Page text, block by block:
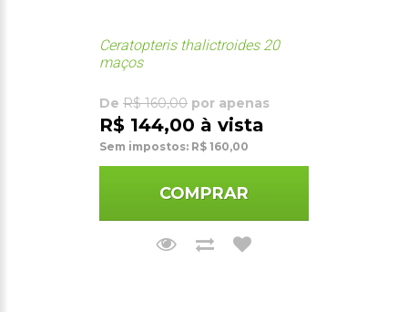
Ceratopteris thalictroides 20
maços
De R$ 160,00 por apenas
R$ 144,00 à vista
Sem impostos: R$ 160,00
COMPRAR